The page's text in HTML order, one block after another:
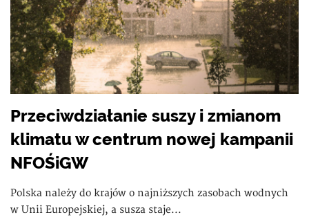
Przeciwdziałanie suszy i zmianom
klimatu w centrum nowej kampanii
NFOŚiGW
Polska należy do krajów o najniższych zasobach wodnych
w Unii Europejskiej, a susza staje...